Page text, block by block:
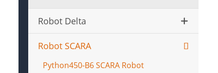
Robot Delta
Robot SCARA
Python450-B6 SCARA Robot